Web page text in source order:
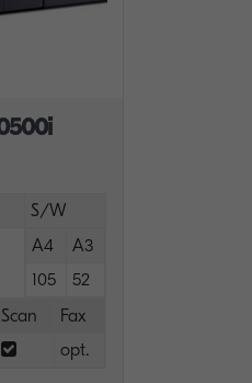
S/W
A4
A3
105
52
Scan
Fax
opt.